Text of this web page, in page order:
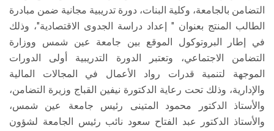
التضامن بالجامعة، وكلية البنات، دورة تدريبية مجانية ضمن مبادرة
الطالب المنتج بعنوان " إعداد دراسة الجدوى الاقتصادية"، وذلك
في إطار البروتوكول الموقع بين جامعة عين شمس ووزارة
التضامن الاجتماعي، وتعتبر الدورة التدريبية أولى الدورات
الموجهة لتنمية قدرات رواد الأعمال في المجالات المالية
والإدارية، وذلك تحت رعاية الدكتورة نيفين القباج وزيرة التضامن،
والأستاذ الدكتور محمود المتينى رئيس جامعة عين شمس،
والأستاذ الدكتور عبد الفتاح سعود نائب رئيس الجامعة لشؤون